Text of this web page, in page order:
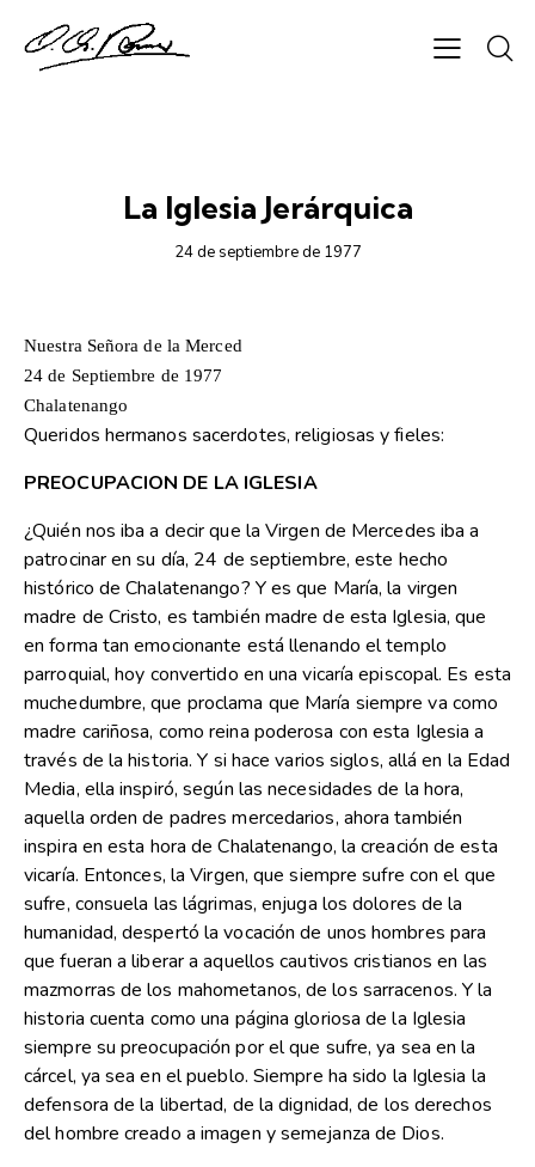
La Iglesia Jerárquica
24 de septiembre de 1977
Nuestra Señora de la Merced
24 de Septiembre de 1977
Chalatenango
Queridos hermanos sacerdotes, religiosas y fieles:
PREOCUPACION DE LA IGLESIA
¿Quién nos iba a decir que la Virgen de Mercedes iba a
patrocinar en su día, 24 de septiembre, este hecho
histórico de Chalatenango? Y es que María, la virgen
madre de Cristo, es también madre de esta Iglesia, que
en forma tan emocionante está llenando el templo
parroquial, hoy convertido en una vicaría episcopal. Es esta
muchedumbre, que proclama que María siempre va como
madre cariñosa, como reina poderosa con esta Iglesia a
través de la historia. Y si hace varios siglos, allá en la Edad
Media, ella inspiró, según las necesidades de la hora,
aquella orden de padres mercedarios, ahora también
inspira en esta hora de Chalatenango, la creación de esta
vicaría. Entonces, la Virgen, que siempre sufre con el que
sufre, consuela las lágrimas, enjuga los dolores de la
humanidad, despertó la vocación de unos hombres para
que fueran a liberar a aquellos cautivos cristianos en las
mazmorras de los mahometanos, de los sarracenos. Y la
historia cuenta como una página gloriosa de la Iglesia
siempre su preocupación por el que sufre, ya sea en la
cárcel, ya sea en el pueblo. Siempre ha sido la Iglesia la
defensora de la libertad, de la dignidad, de los derechos
del hombre creado a imagen y semejanza de Dios.